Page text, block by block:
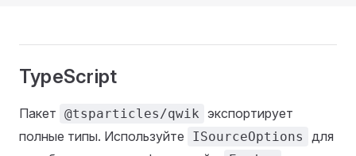
TypeScript
Пакет @tsparticles/qwik экспортирует
полные типы. Используйте
ISourceOptions
для